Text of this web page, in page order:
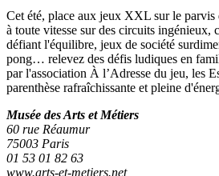
Cet été, place aux jeux XXL sur le parvis
à toute vitesse sur des circuits ingénieux,
défiant l'équilibre, jeux de société
pong… relevez des défis ludiques en
par l'association À l’Adresse du jeu, les
parenthèse rafraîchissante et pleine
Musée des Arts et Métiers
60 rue Réaumur
75003 Paris
01 53 01 82 63
www.arts-et-metiers.net